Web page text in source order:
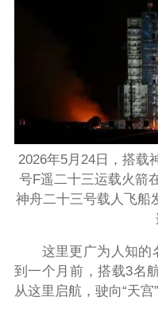
2026年5月24日，搭载
号F遥二十三运载火箭
神舟二十三号载人飞船
这里更广为人知的名
到一个月前，搭载3名
从这里启航，驶向“天宫